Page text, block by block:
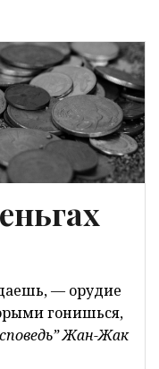
— орудие
гонишься,
Жан-Жак